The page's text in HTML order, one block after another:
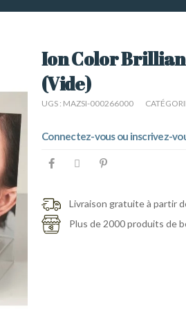
Ion Color
(Vide)
UGS : MAZSI-000266000
Connectez-vous ou inscrivez-
Livraison gratuite à partir
Plus de 2000 produits de